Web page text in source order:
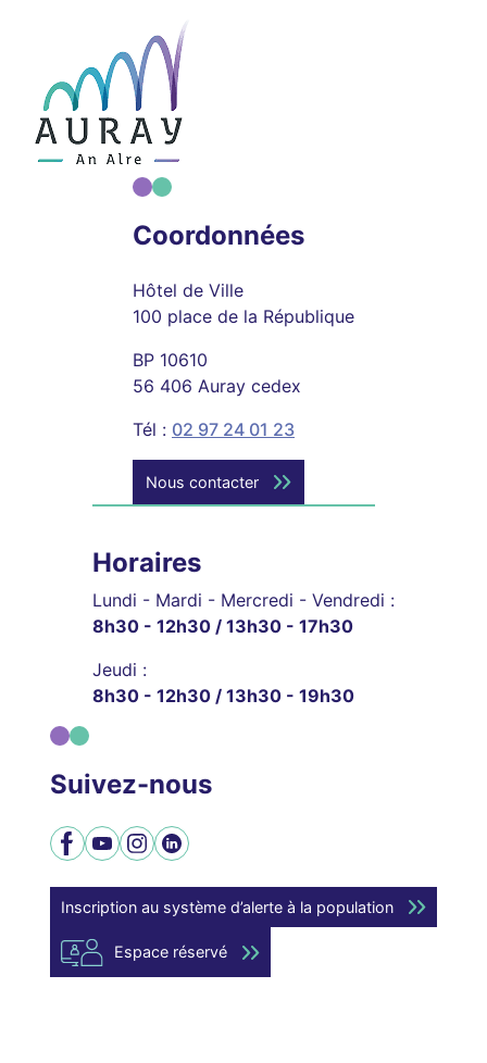
Coordonnées
Hôtel de Ville
100 place de la République
BP 10610
56 406 Auray cedex
Tél : 02 97 24 01 23
Nous contacter
Horaires
Lundi - Mardi - Mercredi - Vendredi :
8h30 - 12h30 / 13h30 - 17h30
Jeudi :
8h30 - 12h30 / 13h30 - 19h30
Suivez-nous
Facebook
YouTubeInstagram
LinkedIn
Inscription au système d’alerte à la population
Espace réservé